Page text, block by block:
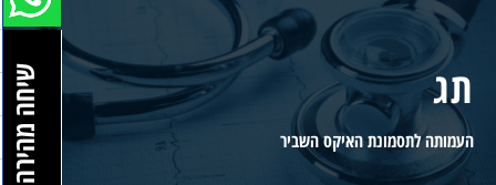
תג
העמותה לתסמונת האיקס השביר שיחה מהירה